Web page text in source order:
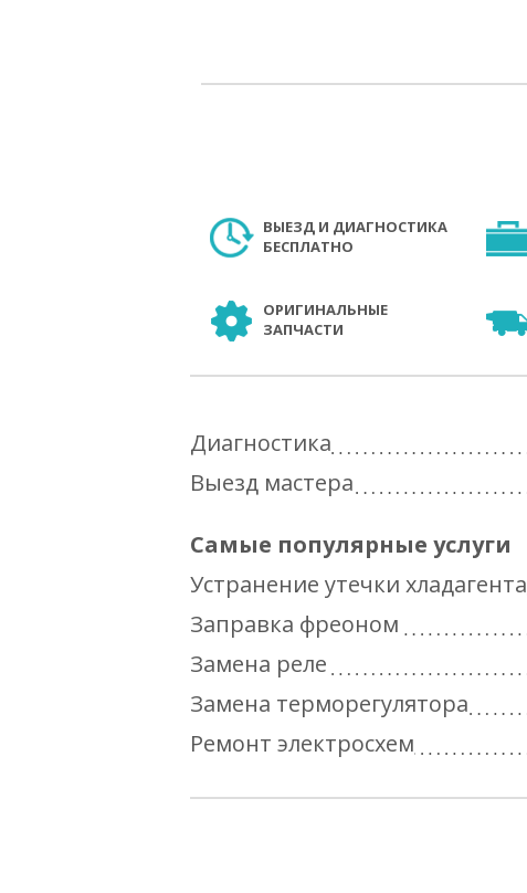
ВЫЕЗД И ДИАГНОСТИКА
БЕСПЛАТНО
ОРИГИНАЛЬНЫЕ
ЗАПЧАСТИ
Диагностика
Выезд мастера
Самые популярные услуги
Устранение утечки хладагента
Заправка фреоном
Замена реле
Замена терморегулятора
Ремонт электросхем